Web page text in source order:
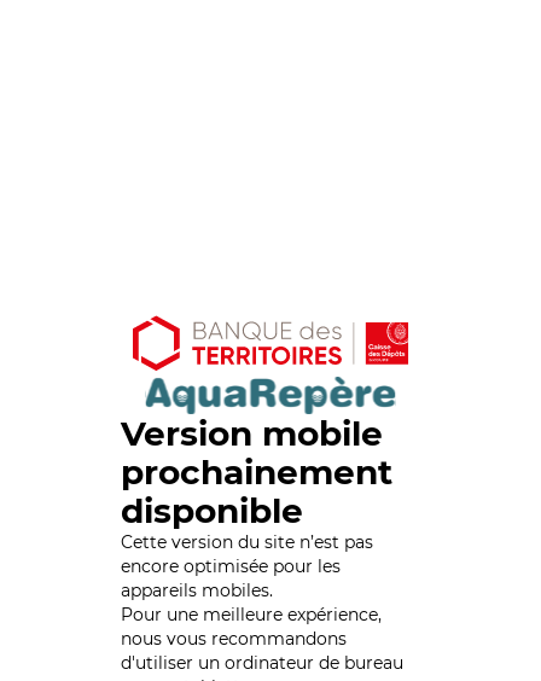
Version mobile
prochainement
disponible
Cette version du site n’est pas
encore optimisée pour les
appareils mobiles.
Pour une meilleure expérience,
nous vous recommandons
d'utiliser un ordinateur de bureau